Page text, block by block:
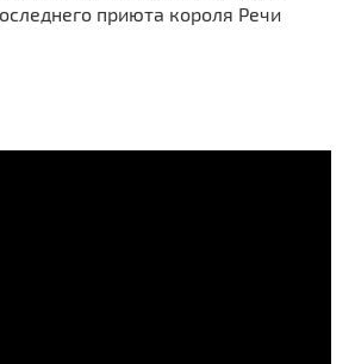
приюта короля Речи